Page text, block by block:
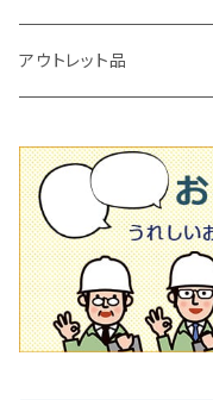
その他
タイル針
タイル針
その他
ビス穴付き
通常品
オフセットタイプ（ハットタイプ
150ｍｍ（6インチ）
205ｍｍ（8インチ）
230mm（9インチ）
125mm（5インチ）
180mm（7インチ）
205mm（8インチ）
230mm（9インチ）
105mm（4インチ）
150ｍｍ（6インチ）
180ｍｍ（7インチ）
205mm（8インチ）
アウトレット品